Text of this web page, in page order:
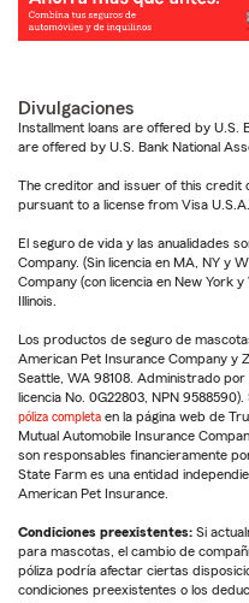
Divulgaciones
Installment loans are offered by U.S.
are offered by U.S. Bank National
The creditor and issuer of this credit
pursuant to a license from Visa U.S.A.
El seguro de vida y las anualidades
Company. (Sin licencia en MA, NY y
Company (con licencia en New York
Illinois.
Los productos de seguro de
American Pet Insurance Company y
Seattle, WA 98108. Administrado
licencia No. 0G22803, NPN
póliza completa en la página web de
Mutual Automobile Insurance
son responsables financieramente
State Farm es una entidad
American Pet Insurance.
Condiciones preexistentes: Si
para mascotas, el cambio de
póliza podría afectar ciertas
condiciones preexistentes o los